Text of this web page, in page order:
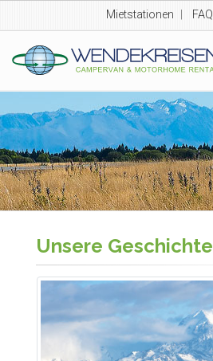
Mietstationen FAQ
Unsere Geschichte